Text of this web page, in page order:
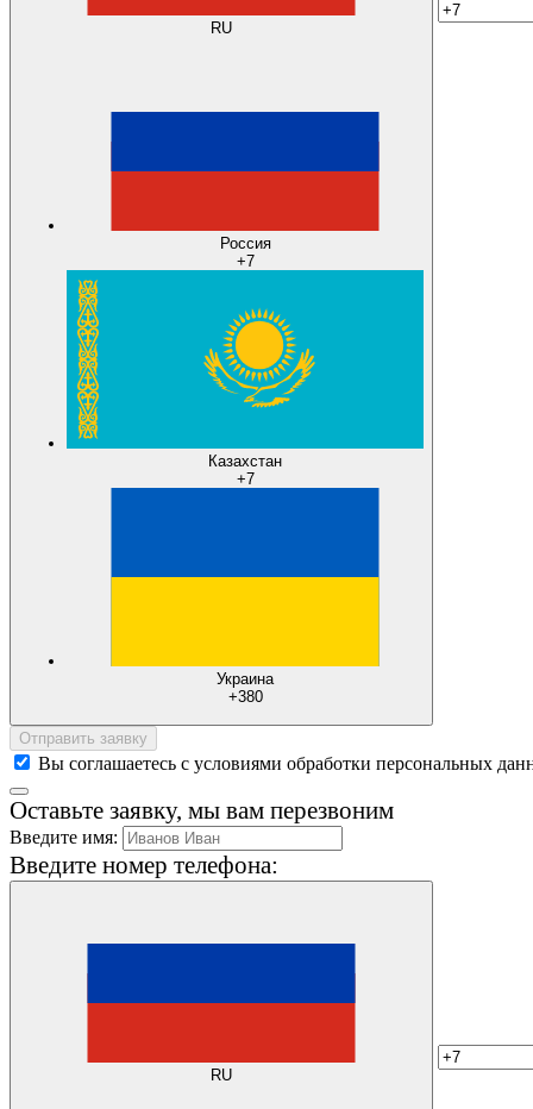
RU
Россия
+7
Казахстан
+7
Украина
+380
Отправить заявку
Вы соглашаетесь с условиями обработки персональных
Оставьте заявку, мы вам перезвоним
Введите имя:
Введите номер телефона:
RU